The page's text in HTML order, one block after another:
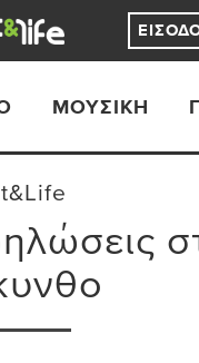
ΜΟΥΣΙΚΉ